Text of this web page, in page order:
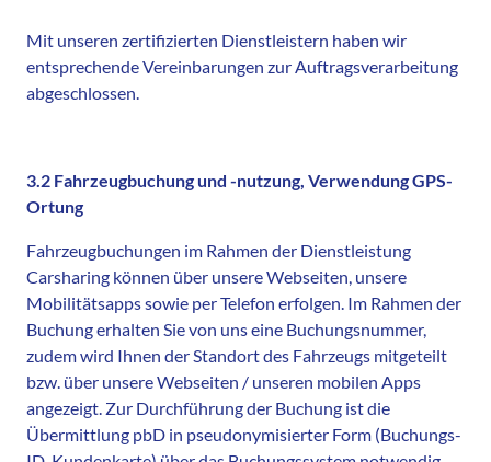
Mit unseren zertifizierten Dienstleistern haben wir
entsprechende Vereinbarungen zur Auftragsverarbeitung
abgeschlossen.
3.2 Fahrzeugbuchung und -nutzung, Verwendung GPS-
Ortung
Fahrzeugbuchungen im Rahmen der Dienstleistung
Carsharing können über unsere Webseiten, unsere
Mobilitätsapps sowie per Telefon erfolgen. Im Rahmen der
Buchung erhalten Sie von uns eine Buchungsnummer,
zudem wird Ihnen der Standort des Fahrzeugs mitgeteilt
bzw. über unsere Webseiten / unseren mobilen Apps
angezeigt. Zur Durchführung der Buchung ist die
Übermittlung pbD in pseudonymisierter Form (Buchungs-